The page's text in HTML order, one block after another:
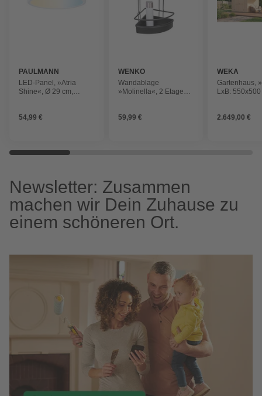
PAULMANN
LED-Panel, »Atria
Shine«, Ø 29 cm,
54,99 €
WENKO
Wandablage
»Molinella«, 2 Etagen,
Duschgelflaschen
59,99 €
WEKA
Gartenhaus,
LxB: 550x500
2.649,00 €
Newsletter: Zusammen
machen wir Dein Zuhause zu
einem schöneren Ort.